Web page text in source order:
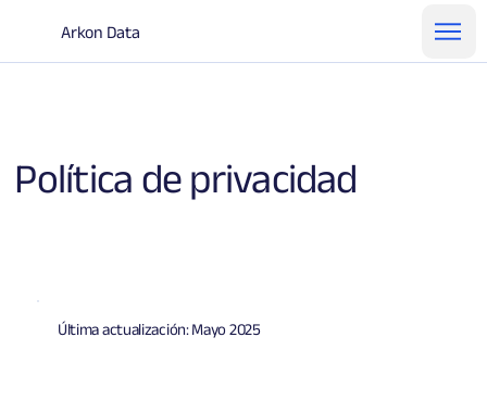
Arkon Data
Política de privacidad
Última actualización: Mayo 2025